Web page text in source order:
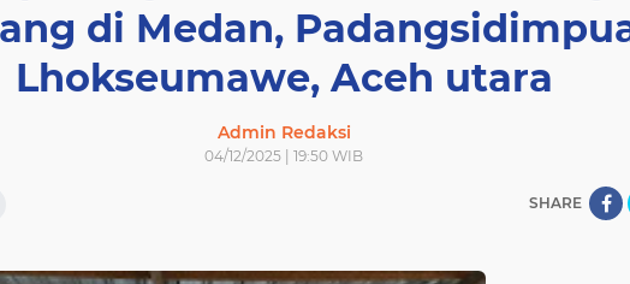
di Medan,
Lhokseumawe, Aceh utara
Admin Redaksi
04/12/2025 | 19:50 WIB
SHARE